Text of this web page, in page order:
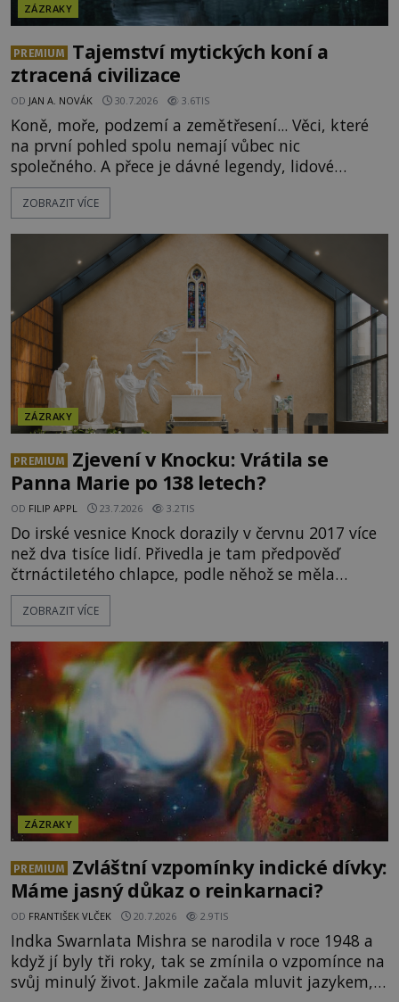
ZÁZRAKY
PREMIUM
Tajemství mytických koní a
ztracená civilizace
OD JAN A. NOVÁK 30.7.2026 3.6TIS
Koně, moře, podzemí a zemětřesení... Věci, které
na první pohled spolu nemají vůbec nic
společného. A přece je dávné legendy, lidové
pohádky i podvědomí psychicky nemocných lidí
podivným způsobem vzájemně propojují. Je
tajemství pocházející ze samých počátků lidské
civilizace? Nebo dokonce z temných vod minulosti
ještě mnohem hlubších? [g
ZOBRAZIT VÍCE
ZÁZRAKY
PREMIUM
Zjevení v Knocku: Vrátila se
Panna Marie po 138 letech?
OD FILIP APPL 23.7.2026 3.2TIS
Do irské vesnice Knock dorazily v červnu 2017 více
než dva tisíce lidí. Přivedla je tam předpověď
čtrnáctiletého chlapce, podle něhož se měla
přesně ve tři hodiny odpoledne zjevit Panna Marie.
Když slunce vystoupilo z mraků, část davu začala
chlapcovo proroctví, nebo poutníci spatřili pouze
neobvyklou hru světla? [gallery
ids="170530,170531,1705
ZOBRAZIT VÍCE
ZÁZRAKY
PREMIUM
Zvláštní vzpomínky indické dívky:
Máme jasný důkaz o reinkarnaci?
OD FRANTIŠEK VLČEK 20.7.2026 2.9TIS
Indka Swarnlata Mishra se narodila v roce 1948 a
když jí byly tři roky, tak se zmínila o vzpomínce na
svůj minulý život. Jakmile začala mluvit jazykem,